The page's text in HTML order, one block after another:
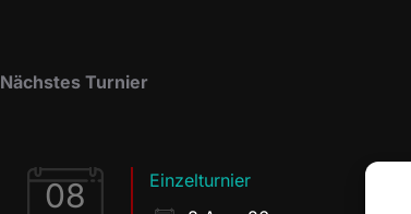
Nächstes Turnier
08
Einzelturnier